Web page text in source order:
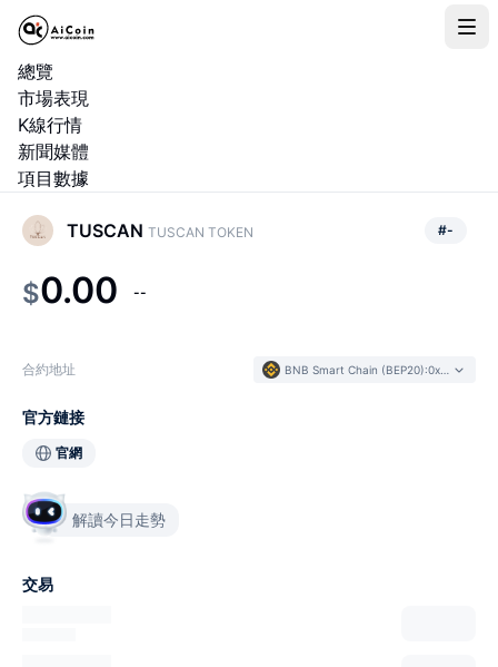
總覽
市場表現
K線行情
新聞媒體
項目數據
TUSCAN TUSCAN TOKEN #-
$0.00 --
合約地址 BNB Smart Chain (BEP20):0xcdd4...d51e86
官方鏈接
官網
解讀今日走勢
交易